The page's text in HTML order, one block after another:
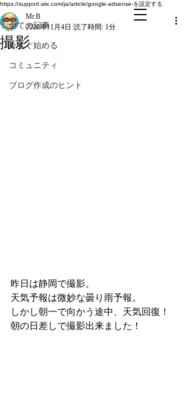
https://support.wix.com/ja/article/google-adsense-を設定する
全ての記事
今すぐ始める
コミュニティ
ブログ作成のヒント
撮影
Mr.B
2020年11月4日 読了時間: 1分
昨日は静岡で撮影。
天気予報は微妙な曇り雨予報。
しかし朝一で向かう途中、天気回復！
朝の日差しで撮影出来ました！